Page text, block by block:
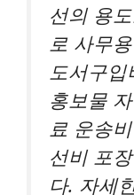
선의 용
로 사무
도서구입
홍보물
료 운송
선비 포
다. 자세